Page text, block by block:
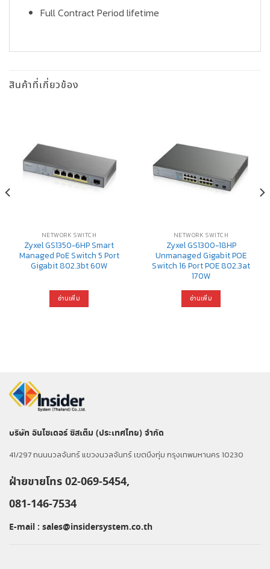
Full Contract Period lifetime
สินค้าที่เกี่ยวข้อง
NETWORK SWITCH
Zyxel GS1350-6HP Smart
Managed PoE Switch 5 Port
Gigabit 802.3bt 60W
อ่านเพิ่ม
NETWORK SWITCH
Zyxel GS1300-18HP
Unmanaged Gigabit POE
Switch 16 Port POE 802.3at
170W
อ่านเพิ่ม
บริษัท อินไซเดอร์ ซิสเต็ม (ประเทศไทย) จำกัด
41/297 ถนนนวลจันทร์ แขวงนวลจันทร์ เขตบึงกุ่ม กรุงเทพมหานคร 10230
ฝ่ายขายโทร 02-069-5454,
081-146-7534
E-mail : sales@insidersystem.co.th